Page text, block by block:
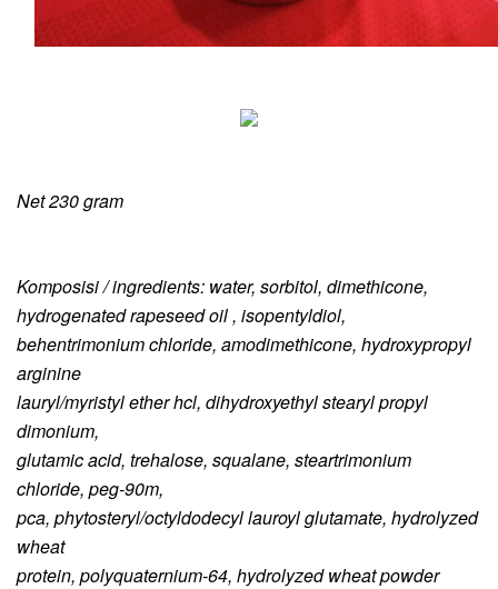
Net 230 gram
Komposisi / ingredients: water, sorbitol, dimethicone,
hydrogenated rapeseed oil , isopentyldiol,
behentrimonium chloride, amodimethicone, hydroxypropyl
arginine
lauryl/myristyl ether hcl, dihydroxyethyl stearyl propyl
dimonium,
glutamic acid, trehalose, squalane, steartrimonium
chloride, peg-90m,
pca, phytosteryl/octyldodecyl lauroyl glutamate, hydrolyzed
wheat
protein, polyquaternium-64, hydrolyzed wheat powder